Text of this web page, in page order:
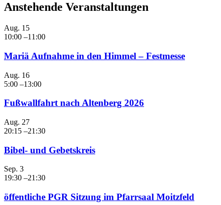
Anstehende Veranstaltungen
Aug. 15
10:00 –11:00
Mariä Aufnahme in den Himmel – Festmesse
Aug. 16
5:00 –13:00
Fußwallfahrt nach Altenberg 2026
Aug. 27
20:15 –21:30
Bibel- und Gebetskreis
Sep. 3
19:30 –21:30
öffentliche PGR Sitzung im Pfarrsaal Moitzfeld